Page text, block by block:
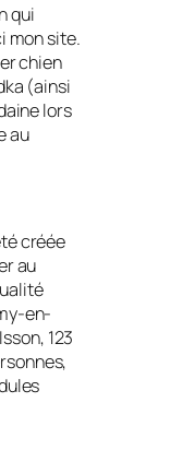
qui
mon site.
chien
(ainsi
lors
au
créée
au
en-
123